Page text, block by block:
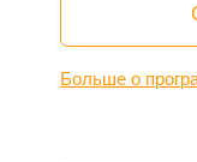
Больше о